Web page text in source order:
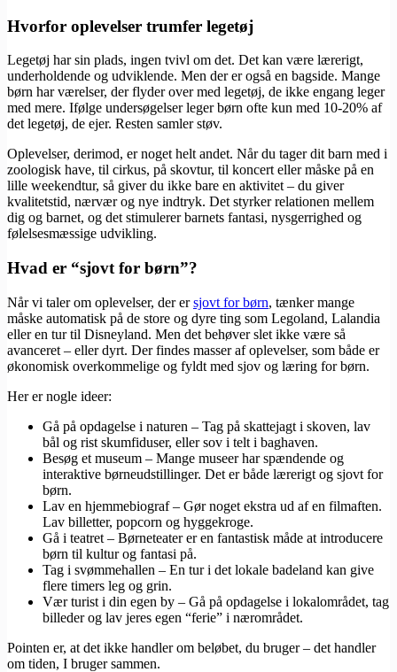
Hvorfor oplevelser trumfer legetøj
Legetøj har sin plads, ingen tvivl om det. Det kan være lærerigt,
underholdende og udviklende. Men der er også en bagside. Mange
børn har værelser, der flyder over med legetøj, de ikke engang leger
med mere. Ifølge undersøgelser leger børn ofte kun med 10-20% af
det legetøj, de ejer. Resten samler støv.
Oplevelser, derimod, er noget helt andet. Når du tager dit barn med i
zoologisk have, til cirkus, på skovtur, til koncert eller måske på en
lille weekendtur, så giver du ikke bare en aktivitet – du giver
kvalitetstid, nærvær og nye indtryk. Det styrker relationen mellem
dig og barnet, og det stimulerer barnets fantasi, nysgerrighed og
følelsesmæssige udvikling.
Hvad er “sjovt for børn”?
Når vi taler om oplevelser, der ersjovt for børn, tænker mange
måske automatisk på de store og dyre ting som Legoland, Lalandia
eller en tur til Disneyland. Men det behøver slet ikke være så
avanceret – eller dyrt. Der findes masser af oplevelser, som både er
økonomisk overkommelige og fyldt med sjov og læring for børn.
Her er nogle ideer:
Gå på opdagelse i naturen – Tag på skattejagt i skoven, lav
bål og rist skumfiduser, eller sov i telt i baghaven.
Besøg et museum – Mange museer har spændende og
interaktive børneudstillinger. Det er både lærerigt og sjovt for
børn.
Lav en hjemmebiograf – Gør noget ekstra ud af en filmaften.
Lav billetter, popcorn og hyggekroge.
Gå i teatret – Børneteater er en fantastisk måde at introducere
børn til kultur og fantasi på.
Tag i svømmehallen – En tur i det lokale badeland kan give
flere timers leg og grin.
Vær turist i din egen by – Gå på opdagelse i lokalområdet, tag
billeder og lav jeres egen “ferie” i nærområdet.
Pointen er, at det ikke handler om beløbet, du bruger – det handler
om tiden, I bruger sammen.